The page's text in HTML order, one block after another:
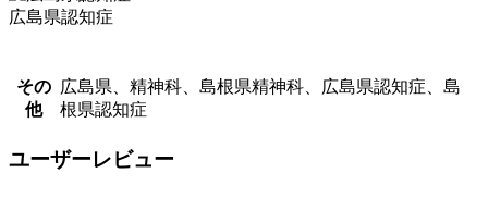
広島県認知症
その
他
広島県、精神科、島根県精神科、広島県認知症、島
根県認知症
ユーザーレビュー